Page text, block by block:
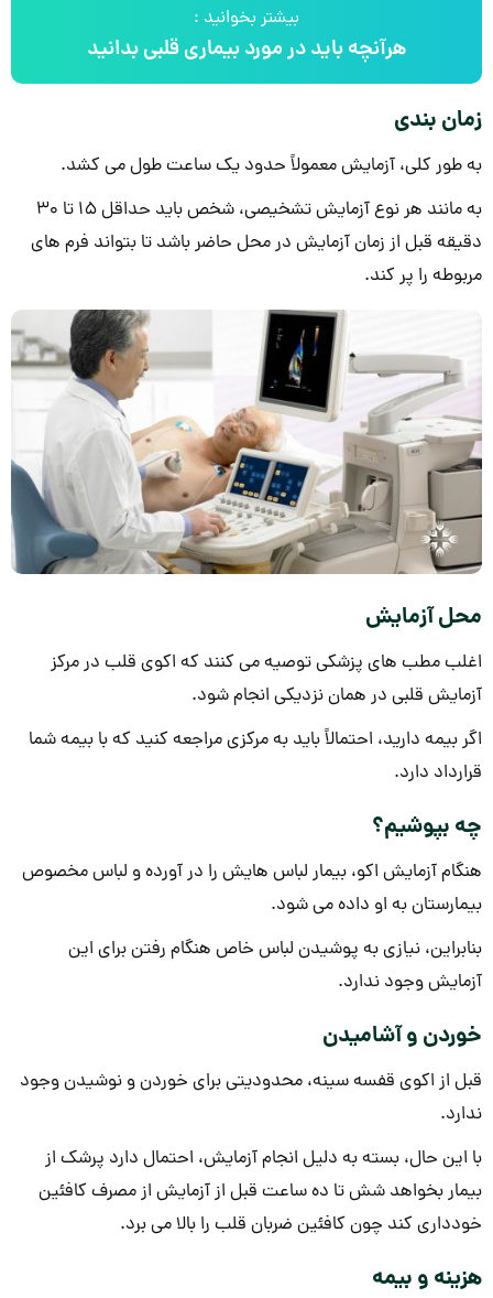
بیشتر بخوانید :
هرآنچه باید در مورد بیماری قلبی بدانید
زمان بندی
به طور کلی، آزمایش معمولاً حدود یک ساعت طول می کشد.
به مانند هر نوع آزمایش تشخیصی، شخص باید حداقل 15 تا 30
دقیقه قبل از زمان آزمایش در محل حاضر باشد تا بتواند فرم های
مربوطه را پر کند.
محل آزمایش
اغلب مطب های پزشکی توصیه می کنند که اکوی قلب در مرکز
آزمایش قلبی در همان نزدیکی انجام شود.
اگر بیمه دارید، احتمالاً باید به مرکزی مراجعه کنید که با بیمه شما
قرارداد دارد.
چه بپوشیم؟
هنگام آزمایش اکو، بیمار لباس هایش را در آورده و لباس مخصوص
بیمارستان به او داده می شود.
بنابراین، نیازی به پوشیدن لباس خاص هنگام رفتن برای این
آزمایش وجود ندارد.
خوردن و آشامیدن
قبل از اکوی قفسه سینه، محدودیتی برای خوردن و نوشیدن وجود
ندارد.
با این حال، بسته به دلیل انجام آزمایش، احتمال دارد پرشک از
بیمار بخواهد شش تا ده ساعت قبل از آزمایش از مصرف کافئین
خودداری کند چون کافئین ضربان قلب را بالا می برد.
هزینه و بیمه